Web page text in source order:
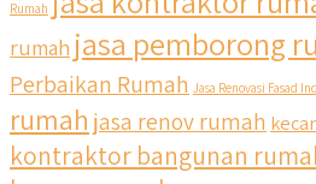
Rumah
rumah jasa pemborong
Perbaikan Rumah Jasa Renovasi Fasad
rumah jasa renov rumah
kontraktor bangunan